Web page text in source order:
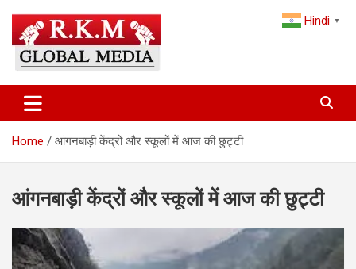
content
Latest Hindi News & Breaking
News – RKM Global Media
and the World
Home आंगनबाड़ी केंद्रों और स्कूलों में आज की छुट्टी
आंगनबाड़ी केंद्रों और स्कूलों में आज की छुट्टी
Hindi ▼